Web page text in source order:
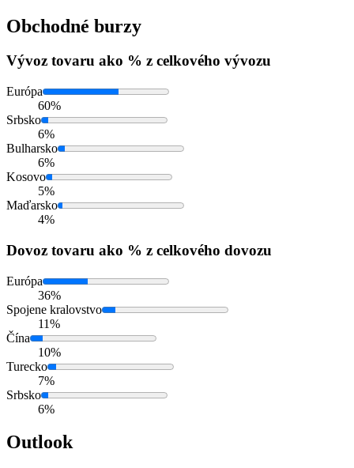
Obchodné burzy
Vývoz tovaru ako % z celkového vývozu
Európa
60%
Srbsko
6%
Bulharsko
6%
Kosovo
5%
Maďarsko
4%
Dovoz tovaru ako % z celkového dovozu
Európa
36%
Spojene kralovstvo
11%
Čína
10%
Turecko
7%
Srbsko
6%
Outlook